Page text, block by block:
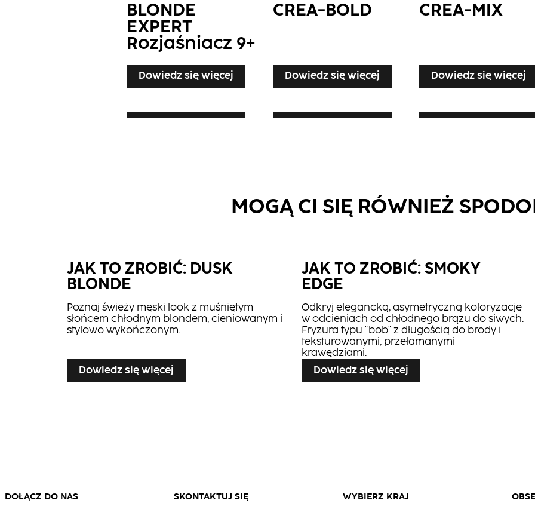
BLONDE
EXPERT
Rozjaśniacz​ 9+
Dowiedz się więcej
CREA-BOLD
Dowiedz się więcej
CREA-MIX
Dowiedz się więcej
CC2
KREMOWE
DEWELOPERY
Odżywka
Sprayu
Glam Oil
Elastyczny
Lakier do
Włosów
MOGĄ CI SIĘ RÓWNIEŻ
JAK TO ZROBIĆ: DUSK
BLONDE
Poznaj świeży męski look z muśniętym
słońcem chłodnym blondem, cieniowanym i
stylowo wykończonym.
Dowiedz się więcej
JAK TO ZROBIĆ: SMOKY
EDGE
Odkryj elegancką, asymetryczną koloryzację
w odcieniach od chłodnego brązu do siwych.
Fryzura typu "bob" z długością do brody i
teksturowanymi, przełamanymi
krawędziami.
Dowiedz się więcej
Zainspiruj się głębokim czerwonym kolorem
DOŁĄCZ DO NAS SKONTAKTUJ SIĘ WYBIERZ KRAJ